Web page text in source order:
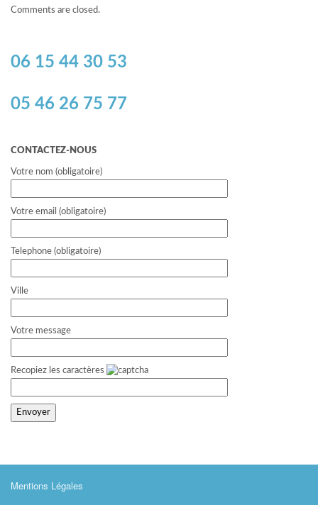
Comments are closed.
06 15 44 30 53
05 46 26 75 77
CONTACTEZ-NOUS
Votre nom (obligatoire)
Votre email (obligatoire)
Telephone (obligatoire)
Ville
Votre message
Recopiez les caractères
Mentions Légales